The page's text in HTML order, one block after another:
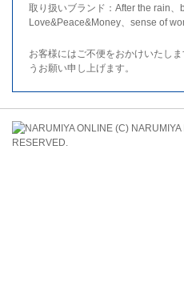
取り扱いブランド：After the rain、
Love&Peace&Money、sense of
お客様にはご不便をおかけいたし
うお願い申し上げます。